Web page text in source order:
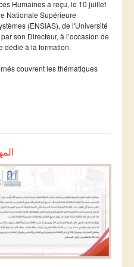
Humaines a reçu, le 10 juillet
Nationale Supérieure
(ENSIAS), de l'Université
son Directeur, à l’occasion de
dédié à la formation.
couvrent les thématiques